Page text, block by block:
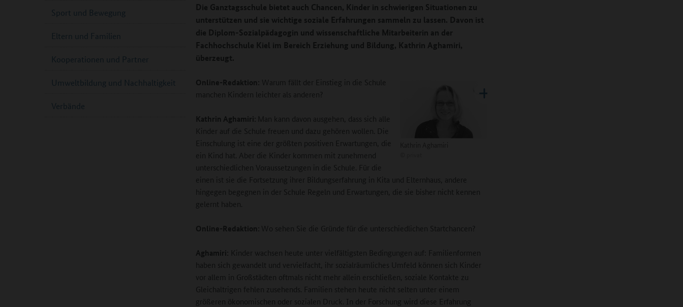
Die Ganztagsschule bietet auch Chancen, Kinder in schwierigen Situationen zu
unterstützen und sie wichtige soziale Erfahrungen sammeln zu lassen. Davon ist
die Diplom-Sozialpädagogin und wissenschaftliche Mitarbeiterin an der
Fachhochschule Kiel im Bereich Erziehung und Bildung, Kathrin Aghamiri,
überzeugt.
Online-Redaktion: Warum fällt der Einstieg in die Schule
manchen Kindern leichter als anderen?
Kathrin Aghamiri: Man kann davon ausgehen, dass sich alle
Kinder auf die Schule freuen und dazu gehören wollen. Die
Einschulung ist eine der größten positiven Erwartungen, die
ein Kind hat. Aber die Kinder kommen mit zunehmend
unterschiedlichen Voraussetzungen in die Schule. Für die
einen ist sie die Fortsetzung ihrer Bildungserfahrung in Kita und Elternhaus, andere
hingegen begegnen in der Schule Regeln und Erwartungen, die sie bisher nicht kennen
gelernt haben.
Online-Redaktion: Wo sehen Sie die Gründe für die unterschiedlichen Startchancen?
Aghamiri: Kinder wachsen heute unter vielfältigsten Bedingungen auf: Familienformen
haben sich gewandelt und vervielfacht, ihr sozialräumliches Umfeld können sich Kinder
vor allem in Großstädten oftmals nicht mehr allein erschließen, soziale Kontakte zu
Gleichaltrigen fehlen zusehends. Familien stehen heute nicht selten unter einem
größeren ökonomischen oder sozialen Druck. In der Forschung wird diese Erfahrung
Sport und Bewegung
Eltern und Familien
Kooperationen und Partner
Umweltbildung und Nachhaltigkeit
Verbände